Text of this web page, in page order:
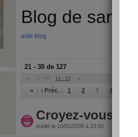
Blog de
aide blog
21 - 30 de 127
« 1 - 10 11 - 13 »
« ‹ Préc. 1 2 3 4
Croyez-vous au
publié le 10/01/2009 à 23:50